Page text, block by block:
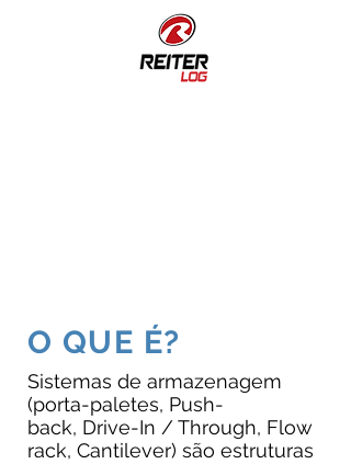
O QUE É?
Sistemas de armazenagem
(porta-paletes, Push-
back, Drive-In / Through, Flow
rack, Cantilever) são estruturas